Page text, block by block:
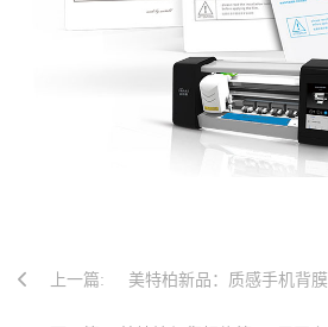
上一篇: 美特柏新品：质感手机背膜